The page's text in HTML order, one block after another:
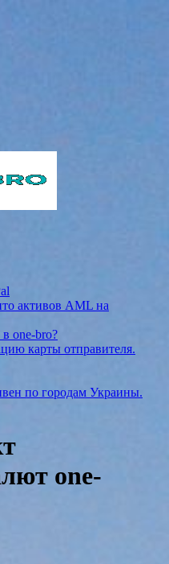
активов AML на
one-bro?
карты отправителя.
по городам Украины.
one-